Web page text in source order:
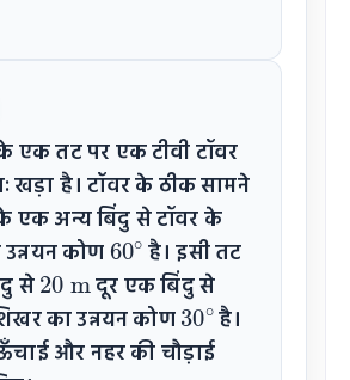
एक तट पर एक टीवी टॉवर
खड़ा है। टॉवर के ठीक सामने
एक अन्य बिंदु से टॉवर के
कोण
60∘
है। इसी तट
से
20m
दूर एक बिंदु से
का उन्नयन कोण
30∘
है।
और नहर की चौड़ाई